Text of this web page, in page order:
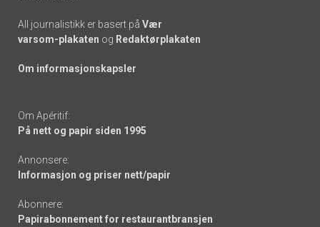
All journalistikk er basert på Vær
varsom-plakaten og Redaktørplakaten
Om informasjonskapsler
Om Apéritif:
På nett og papir siden 1995
Annonsere:
Informasjon og priser nett/papir
Abonnere:
Papirabonnement for restaurantbransjen